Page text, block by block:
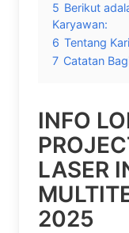
5 Berikut
Karyawan:
6 Tentang
7 Catatan
INFO
LASER
2025